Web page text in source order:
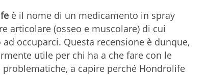
è il nome di un medicamento in spray
articolare (osseo e muscolare) di cui
occuparci. Questa recensione è dunque,
utile per chi ha a che fare con le
problematiche, a capire perché Hondrolife